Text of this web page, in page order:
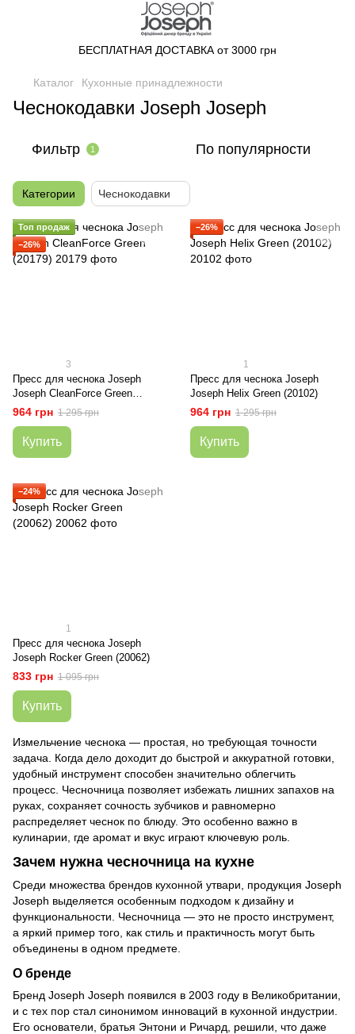
БЕСПЛАТНАЯ ДОСТАВКА от 3000 грн
Каталог Кухонные принадлежности
Чеснокодавки Joseph Joseph
Фильтр 1 По популярности
Категории Чеснокодавки
Топ продаж
−26%
3
Пресс для чеснока Joseph
Joseph CleanForce Green
(20179)
964 грн 1 295 грн
Купить
−26%
1
Пресс для чеснока Joseph
Joseph Helix Green (20102)
964 грн 1 295 грн
Купить
−24%
1
Пресс для чеснока Joseph
Joseph Rocker Green (20062)
833 грн 1 095 грн
Купить
Измельчение чеснока — простая, но требующая точности
задача. Когда дело доходит до быстрой и аккуратной готовки,
удобный инструмент способен значительно облегчить
процесс. Чесночница позволяет избежать лишних запахов на
руках, сохраняет сочность зубчиков и равномерно
распределяет чеснок по блюду. Это особенно важно в
кулинарии, где аромат и вкус играют ключевую роль.
Зачем нужна чесночница на кухне
Среди множества брендов кухонной утвари, продукция Joseph
Joseph выделяется особенным подходом к дизайну и
функциональности. Чесночница — это не просто инструмент,
а яркий пример того, как стиль и практичность могут быть
объединены в одном предмете.
О бренде
Бренд Joseph Joseph появился в 2003 году в Великобритании,
и с тех пор стал синонимом инноваций в кухонной индустрии.
Его основатели, братья Энтони и Ричард, решили, что даже